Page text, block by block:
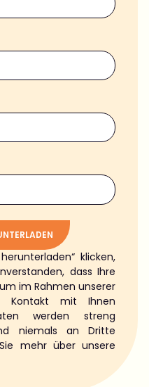
klicken,
dass Ihre
im Rahmen unserer
Kontakt mit Ihnen
werden streng
niemals an Dritte
mehr über unsere